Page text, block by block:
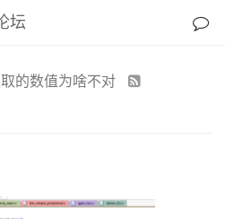
坛
的数值为啥不对